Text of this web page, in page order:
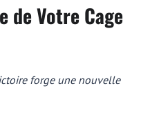
de Votre Cage
forge une nouvelle